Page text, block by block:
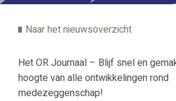
Naar het nieuwsoverzicht
Het OR Journaal – Blijf snel en
hoogte van alle ontwikkelingen rond
medezeggenschap!